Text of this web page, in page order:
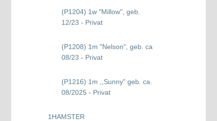
(P1204) 1w "Millow", geb.
12/23 - Privat
(P1208) 1m "Nelson", geb. ca
08/23 - Privat
(P1216) 1m ,,Sunny" geb. ca.
08/2025 - Privat
1 HAMSTER